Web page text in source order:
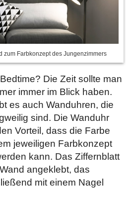
zum Farbkonzept des Jungenzimmers
Die Zeit sollte man
immer im Blick haben.
es auch Wanduhren, die
sind. Die Wanduhr
Vorteil, dass die Farbe
jeweiligen Farbkonzept
kann. Das Ziffernblatt
angeklebt, das
mit einem Nagel